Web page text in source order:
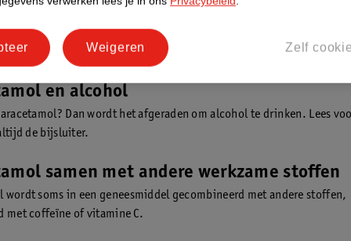
je over het gebruik? Neem dan contact op met je huisarts,
en alcohol
Dan wordt het afgeraden om alcohol te drinken. Lees
de bijsluiter.
samen met andere werkzame stoffen
wordt soms in een geneesmiddel gecombineerd met andere stoffen,
met coffeïne of vitamine C.
Zelf
Weigeren